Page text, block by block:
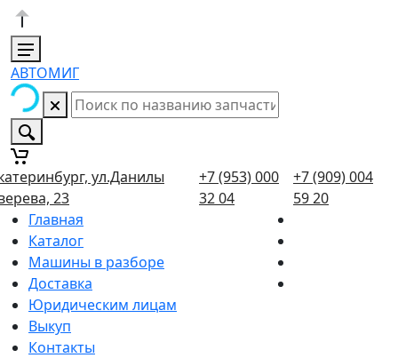
АВТОМИГ
ул.Данилы
23
+7 (953) 000
32 04
+7 (909) 004
59 20
Главная
Каталог
Машины в разборе
Доставка
Юридическим лицам
Выкуп
Контакты